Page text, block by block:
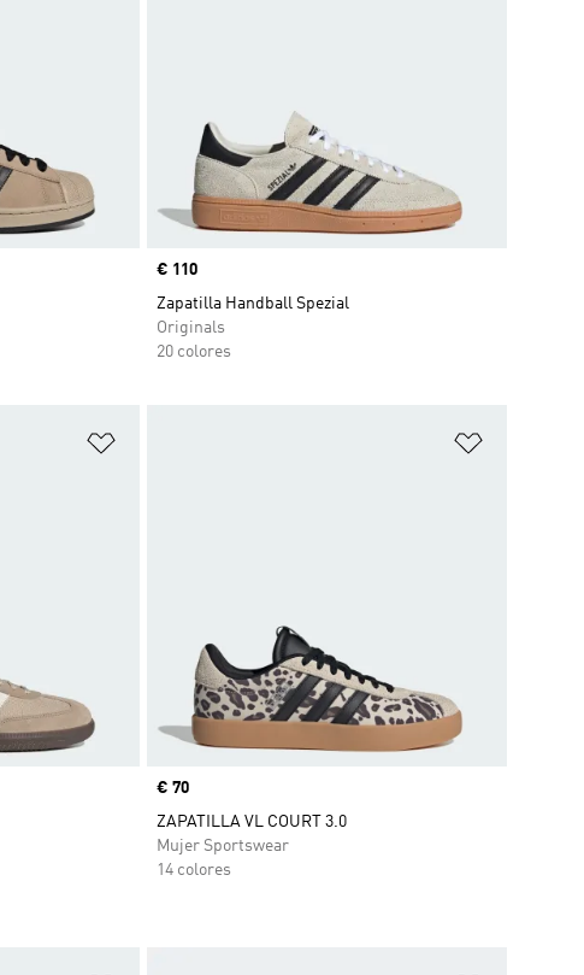
Precio
€ 110
Zapatilla Handball Spezial
Originals
20 colores
Precio
€ 70
ZAPATILLA VL COURT 3.0
Mujer Sportswear
14 colores